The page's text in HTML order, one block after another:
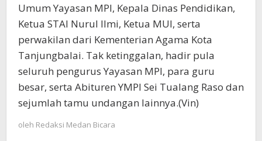
Umum Yayasan MPI, Kepala Dinas Pendidikan,
Ketua STAI Nurul Ilmi, Ketua MUI, serta
perwakilan dari Kementerian Agama Kota
Tanjungbalai. Tak ketinggalan, hadir pula
seluruh pengurus Yayasan MPI, para guru
besar, serta Abituren YMPI Sei Tualang Raso dan
sejumlah tamu undangan lainnya.(Vin)
oleh Redaksi Medan Bicara